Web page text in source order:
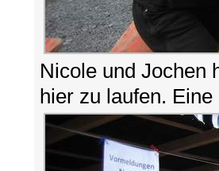
Nicole und Jochen
hier zu laufen.